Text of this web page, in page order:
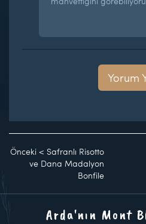
Yorum
Önceki < Safranlı Risotto
ve Dana Madalyon
Bonfile
Arda'nın Mont